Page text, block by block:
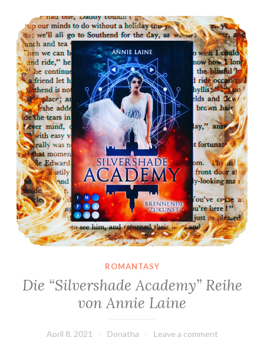
Die “Silvershade Academy” Reihe von Annie Laine
ROMANTASY
Die “Silvershade Academy” Reihe
von Annie Laine
April 8, 2021 Donatha Leave a comment